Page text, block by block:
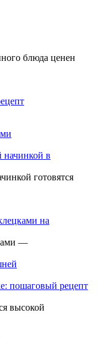
блюда ценен
в
готовятся
на
—
пошаговый рецепт
высокой